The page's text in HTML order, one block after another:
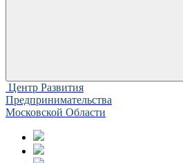
Центр Развития
Предпринимательства
Московской Области